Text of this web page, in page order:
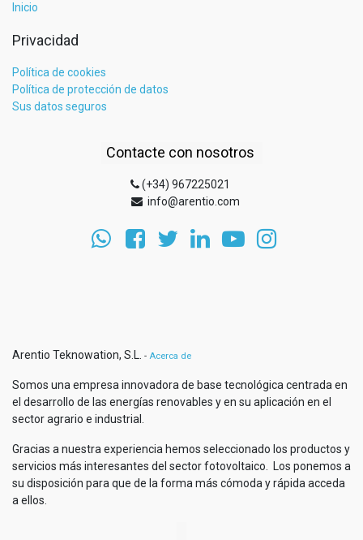
Inicio
Privacidad
Política de cookies
Política de protección de datos
Sus datos seguros
Contacte con nosotros
(+34) 967225021
info@arentio.com
Arentio Teknowation, S.L. - Acerca de
Somos una empresa innovadora de base tecnológica centrada en
el desarrollo de las energías renovables y en su aplicación en el
sector agrario e industrial.
Gracias a nuestra experiencia hemos seleccionado los productos y
servicios más interesantes del sector fotovoltaico. Los ponemos a
su disposición para que de la forma más cómoda y rápida acceda
a ellos.